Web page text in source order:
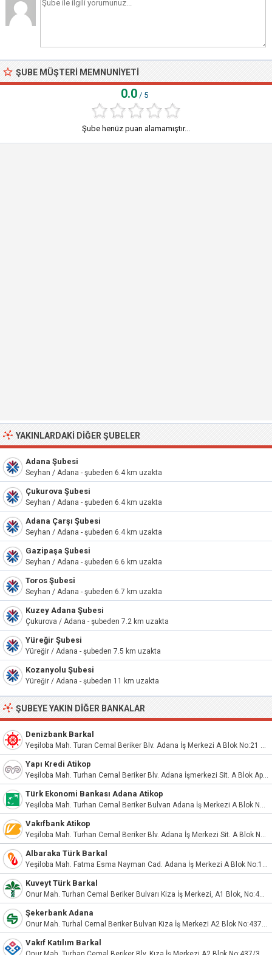
ŞUBE MÜŞTERI MEMNUNIYETI
0.0 / 5
Şube henüz puan alamamıştır...
YAKINLARDAKI DIĞER ŞUBELER
Adana Şubesi
Seyhan / Adana - şubeden 6.4 km uzakta
Çukurova Şubesi
Seyhan / Adana - şubeden 6.4 km uzakta
Adana Çarşı Şubesi
Seyhan / Adana - şubeden 6.4 km uzakta
Gazipaşa Şubesi
Seyhan / Adana - şubeden 6.6 km uzakta
Toros Şubesi
Seyhan / Adana - şubeden 6.7 km uzakta
Kuzey Adana Şubesi
Çukurova / Adana - şubeden 7.2 km uzakta
Yüreğir Şubesi
Yüreğir / Adana - şubeden 7.5 km uzakta
Kozanyolu Şubesi
Yüreğir / Adana - şubeden 11 km uzakta
ŞUBEYE YAKIN DIĞER BANKALAR
Denizbank Barkal
Yeşiloba Mah. Turan Cemal Beriker Blv. Adana İş Merkezi A Blok No:21 Seyhan/A
Yapı Kredi Atikop
Yeşiloba Mah. Turhan Cemal Beriker Blv. Adana İşmerkezi Sit. A Blok Apt. No:443 C Seyhan / Adana
Türk Ekonomi Bankası Adana Atikop
Yeşiloba Mah. Turhan Cemal Beriker Bulvarı Adana İş Merkezi A Blok No:443/E Seyhan/Adana
Vakıfbank Atikop
Yeşiloba Mah. Turhan Cemal Beriker Blv. Adana İş Merkezi Sit. A Blok No:443 A Seyhan/Adana
Albaraka Türk Barkal
Yeşiloba Mah. Fatma Esma Nayman Cad. Adana İş Merkezi A Blok No:1A 01100
Kuveyt Türk Barkal
Onur Mah. Turhan Cemal Beriker Bulvarı Kiza İş Merkezi, A1 Blok, No:437/4A Seyhan/Adana
Şekerbank Adana
Onur Mah. Turhal Cemal Beriker Bulvarı Kiza İş Merkezi A2 Blok No:437/38 Seyhan/Adana
Vakıf Katılım Barkal